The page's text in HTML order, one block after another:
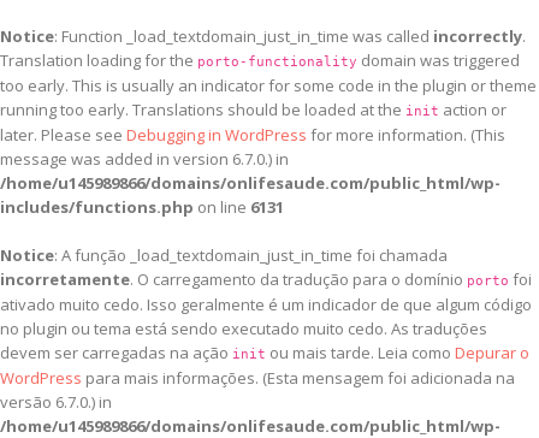
Notice: Function _load_textdomain_just_in_time was called incorrectly.
Translation loading for the porto-functionality domain was triggered
too early. This is usually an indicator for some code in the plugin or theme
running too early. Translations should be loaded at the init action or
later. Please see Debugging in WordPress for more information. (This
message was added in version 6.7.0.) in
/home/u145989866/domains/onlifesaude.com/public_html/wp-
includes/functions.php on line 6131
Notice: A função _load_textdomain_just_in_time foi chamada
incorretamente. O carregamento da tradução para o domínio porto foi
ativado muito cedo. Isso geralmente é um indicador de que algum código
no plugin ou tema está sendo executado muito cedo. As traduções
devem ser carregadas na ação init ou mais tarde. Leia como Depurar o
WordPress para mais informações. (Esta mensagem foi adicionada na
versão 6.7.0.) in
/home/u145989866/domains/onlifesaude.com/public_html/wp-